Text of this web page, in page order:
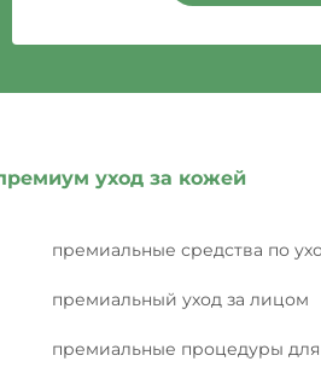
уход за кожей
премиальные средства по
премиальный уход за лицом
премиальные процедуры